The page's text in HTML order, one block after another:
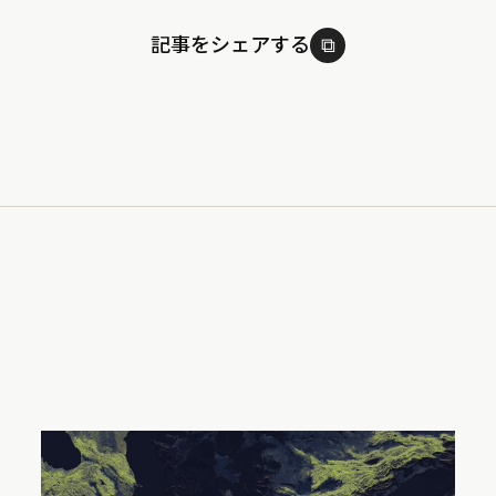
記事をシェアする ⧉